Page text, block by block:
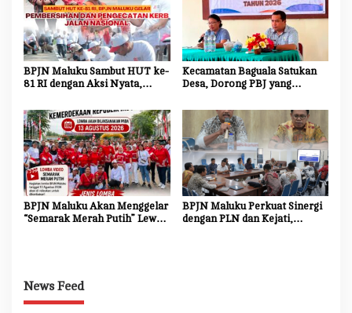
BPJN Maluku Sambut HUT ke-
81 RI dengan Aksi Nyata,
Jalan Nasional
Kecamatan Baguala Satukan
Desa, Dorong PBJ yang
BPJN Maluku Akan Menggelar
“Semarak Merah Putih” Lewat
BPJN Maluku Perkuat Sinergi
dengan PLN dan Kejati,
News Feed